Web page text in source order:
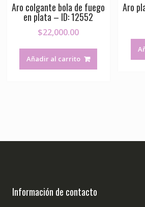
Aro colgante bola de fuego
en plata – ID: 12552
$22,000.00
Añadir al carrito
Aro
Información de contacto